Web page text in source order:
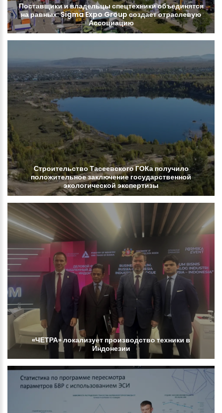
Поставщикиивладельцы спецтехникиобъединятся
наравных:SigmaExpo Group создаетотраслевую
Ассоциацию
СтроительствоТасеевскогоГОКаполучило
положительноезаключение государственной
экологической экспертизы
«ЧЕТРА»локализует производствотехники в
Индонезии